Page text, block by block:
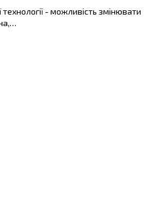
- можливість змінювати